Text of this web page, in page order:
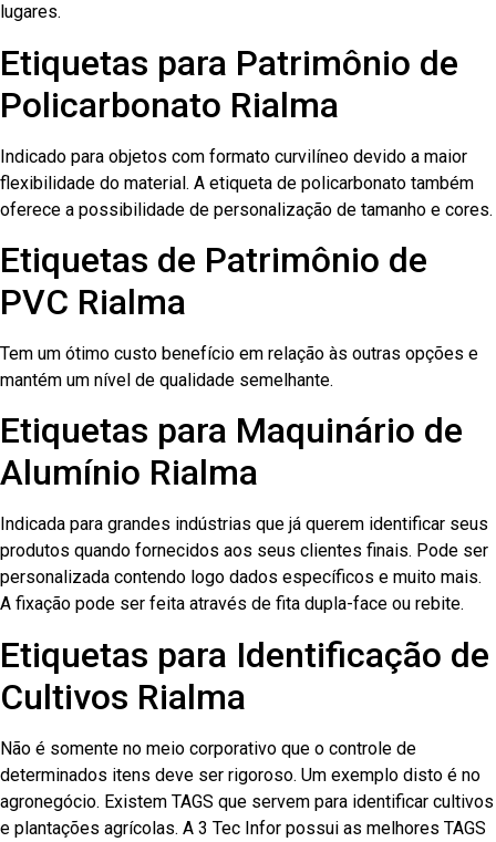
lugares.
Etiquetas para Patrimônio de
Policarbonato Rialma
Indicado para objetos com formato curvilíneo devido a maior
flexibilidade do material. A etiqueta de policarbonato também
oferece a possibilidade de personalização de tamanho e cores.
Etiquetas de Patrimônio de
PVC Rialma
Tem um ótimo custo benefício em relação às outras opções e
mantém um nível de qualidade semelhante.
Etiquetas para Maquinário de
Alumínio Rialma
Indicada para grandes indústrias que já querem identificar seus
produtos quando fornecidos aos seus clientes finais. Pode ser
personalizada contendo logo dados específicos e muito mais.
A fixação pode ser feita através de fita dupla-face ou rebite.
Etiquetas para Identificação de
Cultivos Rialma
Não é somente no meio corporativo que o controle de
determinados itens deve ser rigoroso. Um exemplo disto é no
agronegócio. Existem TAGS que servem para identificar cultivos
e plantações agrícolas. A 3 Tec Infor possui as melhores TAGS